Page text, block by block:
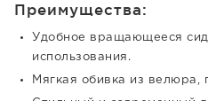
Преимущества:
Удобное вращающееся
использования.
Мягкая обивка из велюра,